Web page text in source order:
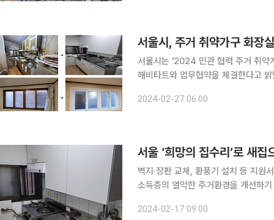
서울시, 주거 취약가구 화장
서울시는 '2024 민관 협력 주거 취약
해비타트와 업무협약을 체결한다고 밝혔다. 서울시는 2022년부터 한국해비타트 등
됐다. 이번 협약으로 현대리바트는
2024-02-27 06:00
서울 ‘희망의 집수리’로 새
벽지·장판 교체, 환풍기 설치 등 지원서울시 및 자
소득층의 열악한 주거환경을 개선하
시는 이달 29일까지 ‘희망의 집수리’
2024-02-17 09:00